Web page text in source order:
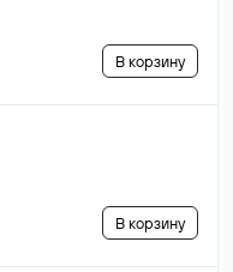
В корзину
В корзину